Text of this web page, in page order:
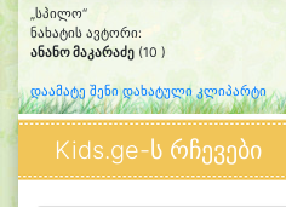
„სპილო“
ნახატის ავტორი:
ანანო მაკარაძე (10 )
დაამატე შენი დახატული კლიპარტი
Kids.ge-ს რჩევები